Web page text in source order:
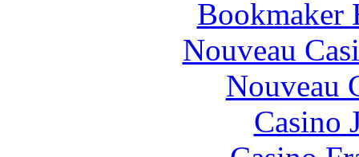
Bookmaker
Nouveau
Nouveau
Casino